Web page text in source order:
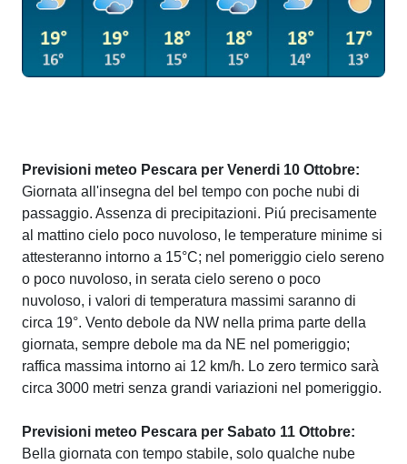
Previsioni meteo Pescara per Venerdi 10 Ottobre:
Giornata all'insegna del bel tempo con poche nubi di
passaggio. Assenza di precipitazioni. Piú precisamente
al mattino cielo poco nuvoloso, le temperature minime si
attesteranno intorno a 15°C; nel pomeriggio cielo sereno
o poco nuvoloso, in serata cielo sereno o poco
nuvoloso, i valori di temperatura massimi saranno di
circa 19°. Vento debole da NW nella prima parte della
giornata, sempre debole ma da NE nel pomeriggio;
raffica massima intorno ai 12 km/h. Lo zero termico sarà
circa 3000 metri senza grandi variazioni nel pomeriggio.
Previsioni meteo Pescara per Sabato 11 Ottobre:
Bella giornata con tempo stabile, solo qualche nube